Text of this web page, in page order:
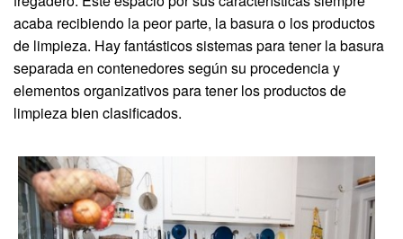
acaba recibiendo la peor parte, la basura o los productos
de limpieza. Hay fantásticos sistemas para tener la basura
separada en contenedores según su procedencia y
elementos organizativos para tener los productos de
limpieza bien clasificados.